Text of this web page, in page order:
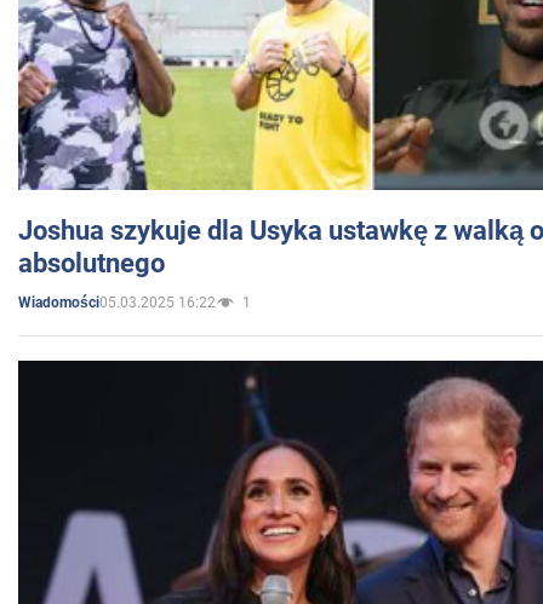
Joshua szykuje dla Usyka ustawkę z walką
absolutnego
Wiadomości05.03.2025 16:22 1